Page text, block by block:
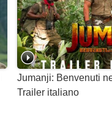
Jumanji: Benvenuti
Trailer italiano